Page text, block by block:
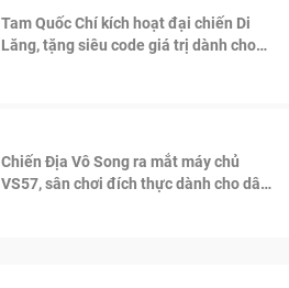
Tam Quốc Chí kích hoạt đại chiến Di
Lăng, tặng siêu code giá trị dành cho
Chiến Địa Vô Song ra mắt máy chủ
VS57, sân chơi đích thực dành cho dân